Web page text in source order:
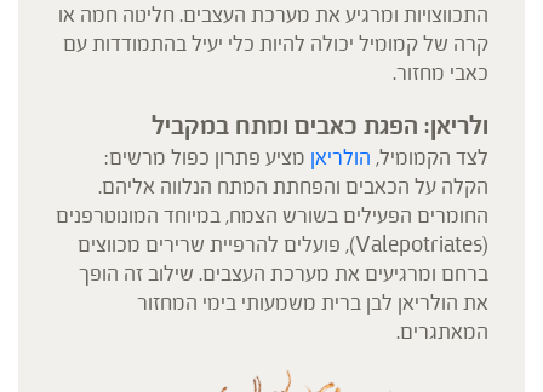
התכווצויות ומרגיע את מערכת העצבים. חליטה חמה או
קרה של קמומיל יכולה להיות כלי יעיל בהתמודדות עם
כאבי מחזור.
ולריאן: הפגת כאבים ומתח במקביל
לצד הקמומיל, הולריאן מציע פתרון כפול מרשים:
הקלה על הכאבים והפחתת המתח הנלווה אליהם.
החומרים הפעילים בשורש הצמח, במיוחד המונוטרפנים
(Valepotriates), פועלים להרפיית שרירים מכווצים
ברחם ומרגיעים את מערכת העצבים. שילוב זה הופך
את הולריאן לבן ברית משמעותי בימי המחזור
המאתגרים.